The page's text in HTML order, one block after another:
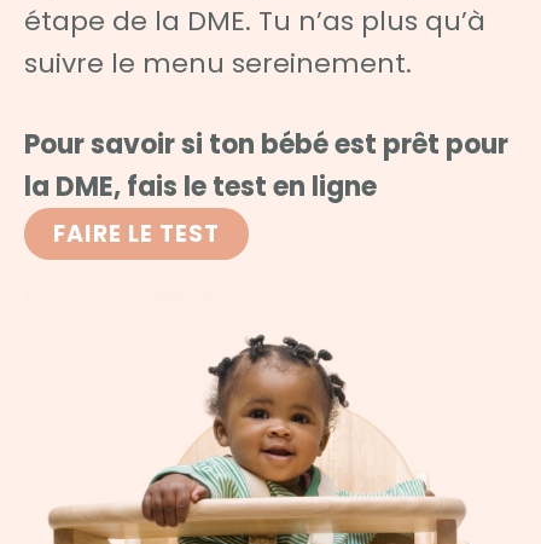
étape de la DME. Tu n’as plus qu’à
suivre le menu sereinement.
Pour savoir si ton bébé est prêt pour
la DME, fais le test en ligne
FAIRE LE TEST